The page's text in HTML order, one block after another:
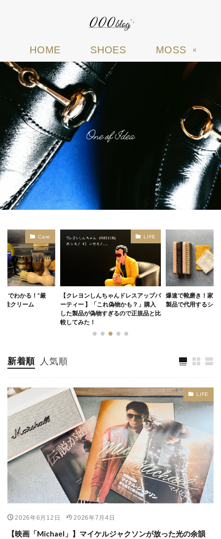
HOME SHOES MOSS
Care
でわかる！”厳
性クリーム
LIFE
【クレヨンしんちゃんドレスアップパ
ーティー 】「これ偽物かも？」購入
した製品が偽物すぎるので正規品と比
較してみた！
爆速で靴磨き！家
製品で代用するシ
新着順 人気順
LIFE
2026年6月12日 2026年7月4日
【映画「Michael」】マイケルジャクソンが放った光の余韻